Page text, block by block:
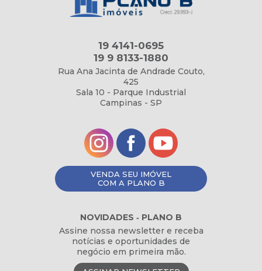
19 4141-0695
19 9 8133-1880
Rua Ana Jacinta de Andrade Couto,
425
Sala 10 - Parque Industrial
Campinas - SP
VENDA SEU IMÓVEL
COM A PLANO B
NOVIDADES ‐ PLANO B
Assine nossa newsletter e receba
notícias e oportunidades de
negócio em primeira mão.